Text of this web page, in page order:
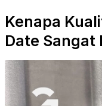
Kenapa
Date Sangat